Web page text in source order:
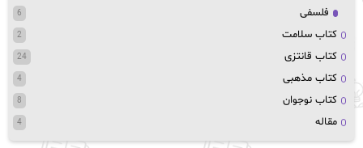
فلسفی 6
کتاب سلامت 2
کتاب قانتزی 24
کتاب مذهبی 4
کتاب نوجوان 8
مقاله 4